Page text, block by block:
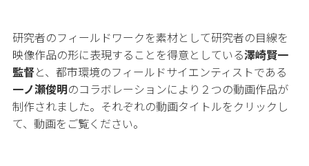
研究者のフィールドワークを素材として研究者の目線を
映像作品の形に表現することを得意としている澤崎賢一
監督と、都市環境のフィールドサイエンティストである
一ノ瀬俊明のコラボレーションにより２つの動画作品が
制作されました。それぞれの動画タイトルをクリックし
て、動画をご覧ください。